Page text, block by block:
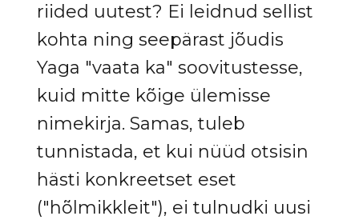
riided uutest? Ei leidnud sellist
kohta ning seepärast jõudis
Yaga "vaata ka" soovitustesse,
kuid mitte kõige ülemisse
nimekirja. Samas, tuleb
tunnistada, et kui nüüd otsisin
hästi konkreetset eset
("hõlmikkleit"), ei tulnudki uusi